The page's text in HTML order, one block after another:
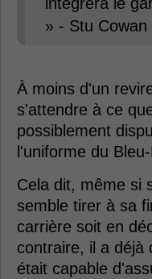
» - Stu Cowan
À moins d'un
s'attendre à ce
possiblement
l'uniforme du
Cela dit, même si
semble tirer à sa
carrière soit en
contraire, il a déjà
était capable